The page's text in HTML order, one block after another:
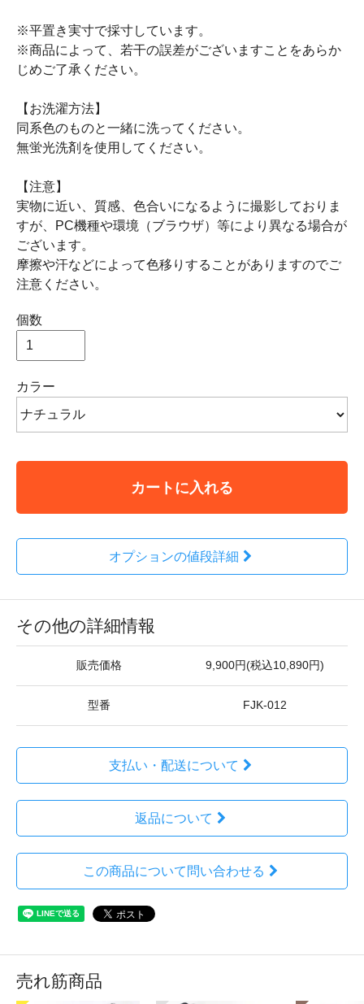
※平置き実寸で採寸しています。
※商品によって、若干の誤差がございますことをあらか
じめご了承ください。
【お洗濯方法】
同系色のものと一緒に洗ってください。
無蛍光洗剤を使用してください。
【注意】
実物に近い、質感、色合いになるように撮影しておりま
すが、PC機種や環境（ブラウザ）等により異なる場合が
ございます。
摩擦や汗などによって色移りすることがありますのでご
注意ください。
個数
カラー
カートに入れる
オプションの値段詳細
その他の詳細情報
販売価格 9,900円(税込10,890円)
型番 FJK-012
支払い・配送について
返品について
この商品について問い合わせる
売れ筋商品